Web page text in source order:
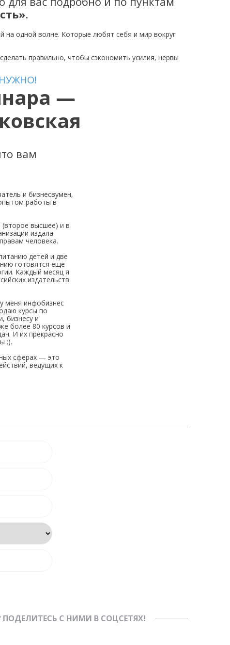
.
одной волне. Которые любят себя и мир вокруг
правильно, чтобы сэкономить усилия, нервы
—
вам
и бизнесвумен,
работы в
(второе высшее) и в
издала
человека.
детей и две
готовятся еще
Каждый месяц я
издательств
меня инфобизнес
курсы по
бизнесу и
более 80 курсов и
И их прекрасно
;).
сферах — это
ведущих к
С НИМИ В СОЦСЕТЯХ!